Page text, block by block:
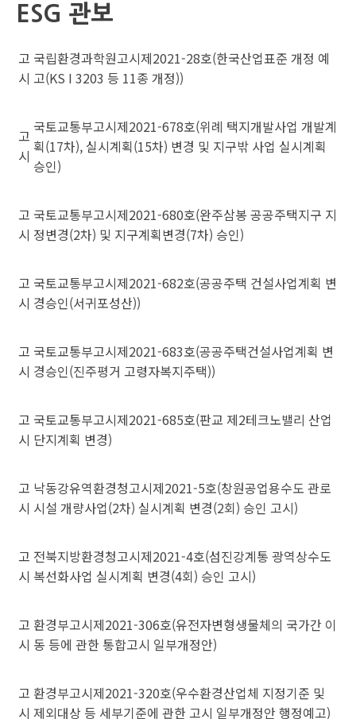
ESG 관보
고
시
국립환경과학원고시제2021-28호(한국산업표준 개정 예
고(KS I 3203 등 11종 개정))
고
시
국토교통부고시제2021-678호(위례 택지개발사업 개발계
획(17차), 실시계획(15차) 변경 및 지구밖 사업 실시계획
승인)
고
시
국토교통부고시제2021-680호(완주삼봉 공공주택지구 지
정변경(2차) 및 지구계획변경(7차) 승인)
고
시
국토교통부고시제2021-682호(공공주택 건설사업계획 변
경승인(서귀포성산))
고
시
국토교통부고시제2021-683호(공공주택건설사업계획 변
경승인(진주평거 고령자복지주택))
고
시
국토교통부고시제2021-685호(판교 제2테크노밸리 산업
단지계획 변경)
고
시
낙동강유역환경청고시제2021-5호(창원공업용수도 관로
시설 개량사업(2차) 실시계획 변경(2회) 승인 고시)
고
시
전북지방환경청고시제2021-4호(섬진강계통 광역상수도
복선화사업 실시계획 변경(4회) 승인 고시)
고
시
환경부고시제2021-306호(유전자변형생물체의 국가간 이
동 등에 관한 통합고시 일부개정안)
고
시
환경부고시제2021-320호(우수환경산업체 지정기준 및
제외대상 등 세부기준에 관한 고시 일부개정안 행정예고)